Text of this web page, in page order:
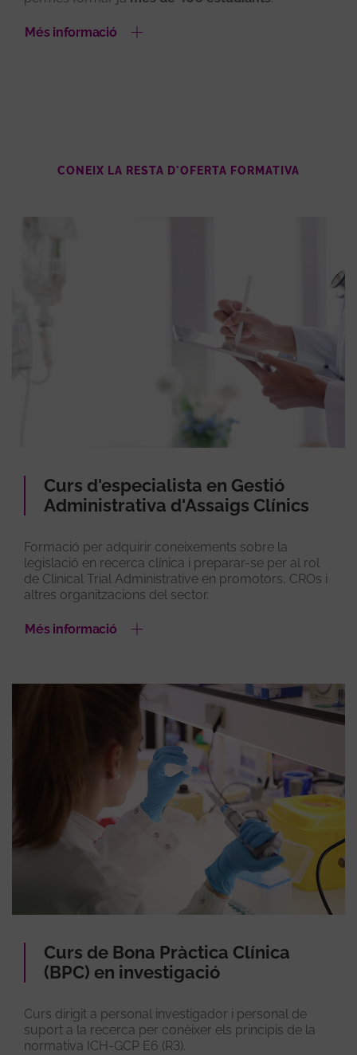
Més informació
CONEIX LA RESTA D'OFERTA FORMATIVA
Curs d'especialista en Gestió
Administrativa d'Assaigs Clínics
Formació per adquirir coneixements sobre la
legislació en recerca clínica i preparar-se per al rol
de Clinical Trial Administrative en promotors, CROs i
altres organitzacions del sector.
Més informació
Curs de Bona Pràctica Clínica
(BPC) en investigació
Curs dirigit a personal investigador i personal de
suport a la recerca per conèixer els principis de la
normativa ICH-GCP E6 (R3).